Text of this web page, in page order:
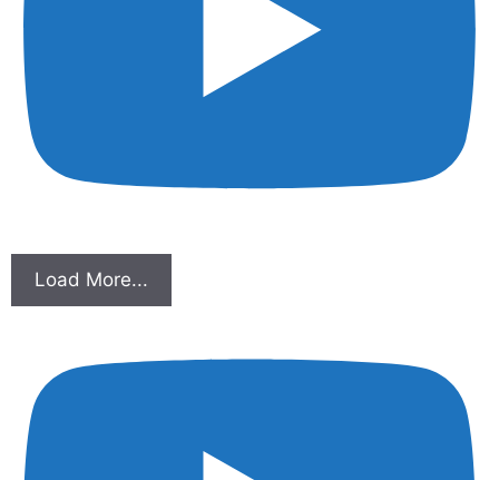
Load More...